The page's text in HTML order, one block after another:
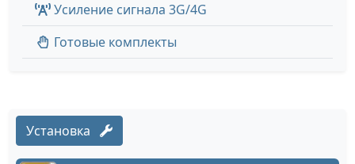
Усиление сигнала 3G/4G
Готовые комплекты
Установка